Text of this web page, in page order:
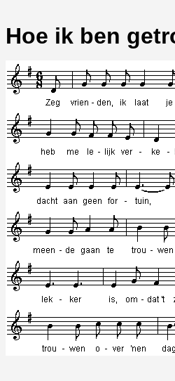
Hoe ik ben